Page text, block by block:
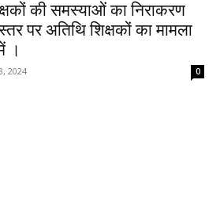
की समस्याओं का निराकरण
पर अतिथि शिक्षकों का मामला
।
2024 0